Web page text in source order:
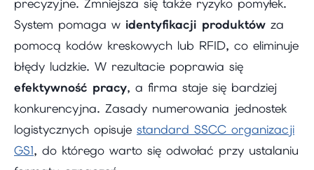
precyzyjne. Zmniejsza się także ryzyko pomyłek.
System pomaga w identyfikacji produktów za
pomocą kodów kreskowych lub RFID, co eliminuje
błędy ludzkie. W rezultacie poprawia się
efektywność pracy, a firma staje się bardziej
konkurencyjna. Zasady numerowania jednostek
logistycznych opisuje standard SSCC organizacji
GS1, do którego warto się odwołać przy ustalaniu